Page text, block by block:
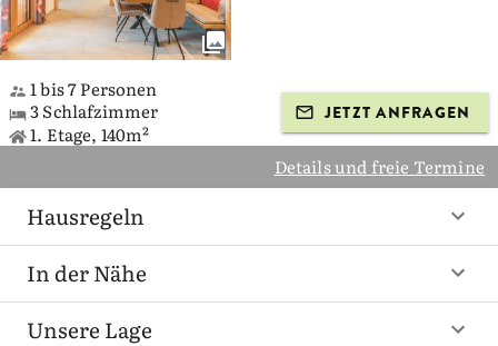
1 bis 7 Personen
3 Schlafzimmer
1. Etage, 140m²
JETZT ANFRAGEN
Details und freie Termine
Hausregeln
In der Nähe
Unsere Lage